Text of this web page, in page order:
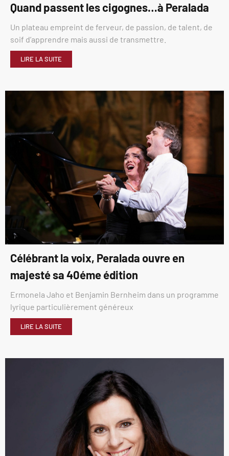
Quand passent les cigognes…à Peralada
Un plateau empreint de ferveur, de passion, de talent, de
soif d’apprendre mais aussi de transmettre.
LIRE LA SUITE
Célébrant la voix, Peralada ouvre en
majesté sa 40éme édition
Ermonela Jaho et Benjamin Bernheim dans un programme
lyrique particulièrement généreux
LIRE LA SUITE